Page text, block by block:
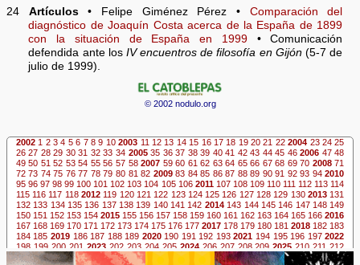
24 Artículos• Felipe Giménez Pérez • Comparación del
diagnóstico de Joaquín Costa acerca de la España de 1899
con la situación de España en 1999• Comunicación
defendida ante los IV encuentros de filosofía en Gijón(5-7 de
julio de 1999).
© 2002 nodulo.org